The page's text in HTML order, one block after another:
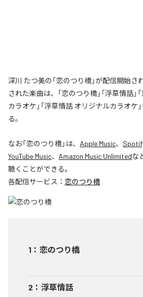
深川 たつ美の「恋のつり橋」が配信開始
された楽曲は、「恋のつり橋」「浮草情話
カラオケ」「浮草情話 オリジナルカラオケ
る。
なお「恋のつり橋」は、 Apple Music、
YouTube Music、 Amazon Music Unlimitedな
聴くことができる。
各配信サービス： 恋のつり橋
1 ： 恋のつり橋
2 ： 浮草情話